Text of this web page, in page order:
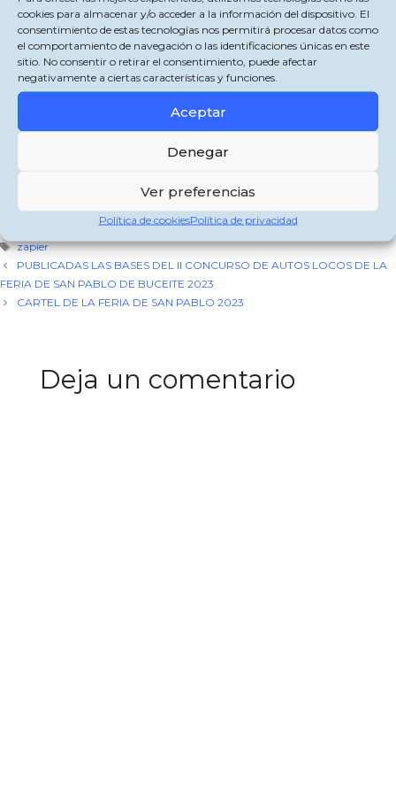
cookies para almacenar y/o acceder a la información del dispositivo. El
consentimiento de estas tecnologías nos permitirá procesar datos como
el comportamiento de navegación o las identificaciones únicas en este
sitio. No consentir o retirar el consentimiento, puede afectar
negativamente a ciertas características y funciones.
Aceptar
Denegar
Ver preferencias
Política de cookiesPolítica de privacidad
colaboración con el Ministerio de Igualdad a través del Pacto de Estado contra
la Violencia de Género, os invita a disfrutar de la actuación «Flamenco por la
Igualdad», el próximo sábado 10 de junio, en la Plaza de la Constitución de
Jimena, a partir de las 20:00 h.
“Flamenco por la Igualdad» es un espectáculo que supone la ruptura del
silencio mediante el análisis del papel de la mujer en el cante flamenco.
Jimena de la Frontera
Etiquetas
zapier
PUBLICADAS LAS BASES DEL II CONCURSO DE AUTOS LOCOS DE LA
FERIA DE SAN PABLO DE BUCEITE 2023
CARTEL DE LA FERIA DE SAN PABLO 2023
Deja un comentario